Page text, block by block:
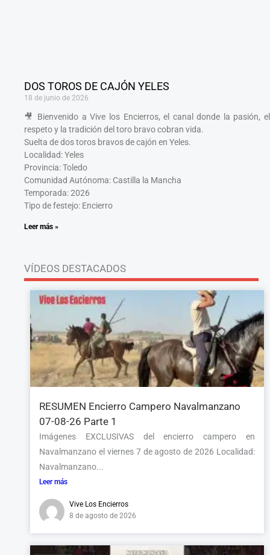
DOS TOROS DE CAJÓN YELES
18 de junio de 2026
🎥 Bienvenido a Vive los Encierros, el canal donde la pasión, el
respeto y la tradición del toro bravo cobran vida.
Suelta de dos toros bravos de cajón en Yeles.
Localidad: Yeles
Provincia: Toledo
Comunidad Autónoma: Castilla la Mancha
Temporada: 2026
Tipo de festejo: Encierro
Leer más »
VÍDEOS DESTACADOS
RESUMEN Encierro Campero Navalmanzano
07-08-26 Parte 1
Imágenes EXCLUSIVAS del encierro campero en
Navalmanzano el viernes 7 de agosto de 2026 Localidad:
Navalmanzano...
Leer más
Vive Los Encierros
8 de agosto de 2026